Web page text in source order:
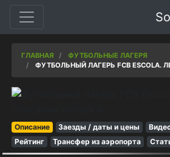
ГЛАВНАЯ
ФУТБОЛЬНЫЕ ЛАГЕРЯ
ФУТБОЛЬНЫЙ ЛАГЕРЬ FCB ESCOLA.
Описание Заезды / даты и цены
Рейтинг
Трансфер из аэропорта